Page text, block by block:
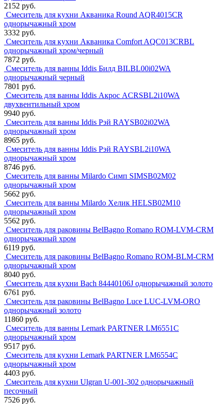
2152 руб.
Смеситель для кухни Акваника Round AQR4015CR
однорычажный хром
3332 руб.
Смеситель для кухни Акваника Comfort AQC013CRBL
однорычажный хром/черный
7872 руб.
Смеситель для ванны Iddis Билд BILBL00i02WA
однорычажный черный
7801 руб.
Смеситель для ванны Iddis Акрос ACRSBL2i10WA
двухвентильный хром
9940 руб.
Смеситель для ванны Iddis Рэй RAYSB02i02WA
однорычажный хром
8965 руб.
Смеситель для ванны Iddis Рэй RAYSBL2i10WA
однорычажный хром
8746 руб.
Смеситель для ванны Milardo Симп SIMSB02M02
однорычажный хром
5662 руб.
Смеситель для ванны Milardo Хелик HELSB02M10
однорычажный хром
5562 руб.
Смеситель для раковины BelBagno Romano ROM-LVM-CRM
однорычажный хром
6119 руб.
Смеситель для раковины BelBagno Romano ROM-BLM-CRM
однорычажный хром
8040 руб.
Смеситель для кухни Bach 84440106J однорычажный золото
6761 руб.
Смеситель для раковины BelBagno Luce LUC-LVM-ORO
однорычажный золото
11860 руб.
Смеситель для ванны Lemark PARTNER LM6551C
однорычажный хром
9517 руб.
Смеситель для кухни Lemark PARTNER LM6554C
однорычажный хром
4403 руб.
Смеситель для кухни Ulgran U-001-302 однорычажный
песочный
7526 руб.